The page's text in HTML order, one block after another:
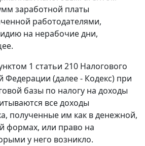
заработной платы
работодателями,
на нерабочие дни,
1 статьи 210 Налогового
Федерации (далее - Кодекс) при
базы по налогу на доходы
все доходы
полученные им как в денежной,
формах, или право на
у него возникло.